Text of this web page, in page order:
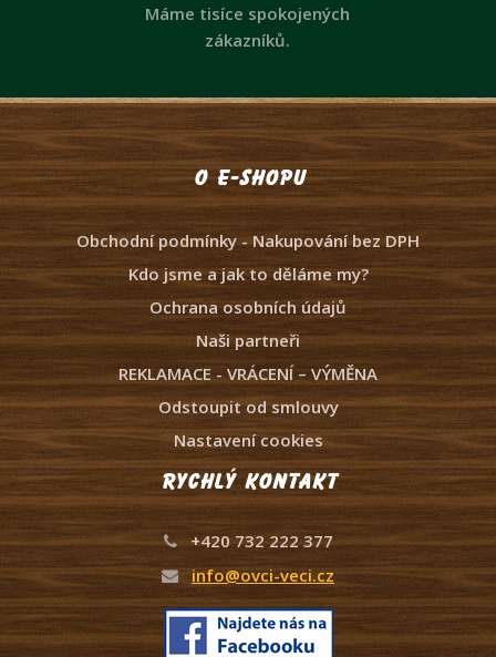
Máme tisíce spokojených
zákazníků.
O e-shopu
Obchodní podmínky - Nakupování bez DPH
Kdo jsme a jak to děláme my?
Ochrana osobních údajů
Naši partneři
REKLAMACE - VRÁCENÍ – VÝMĚNA
Odstoupit od smlouvy
Nastavení cookies
Rychlý kontakt
+420 732 222 377
info@ovci-veci.cz